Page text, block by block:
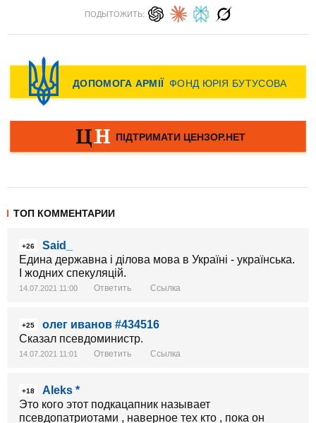
ПОДЫТОЖИТЬ:
ТОП КОММЕНТАРИИ
+26
Said_
Едина державна і ділова мова в Україні - українська.
І жодних спекуляцій.
14.07.2021 11:00 Ответить Ссылка
+25
олег иванов #434516
Сказал псевдоминистр.
14.07.2021 11:01 Ответить Ссылка
+18
Aleks *
Это кого этот подкацапник называет
псевдопатриотами , наверное тех кто , пока он